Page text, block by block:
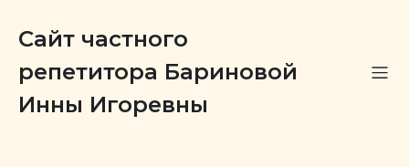
Сайт частного
репетитора Бариновой
Инны Игоревны